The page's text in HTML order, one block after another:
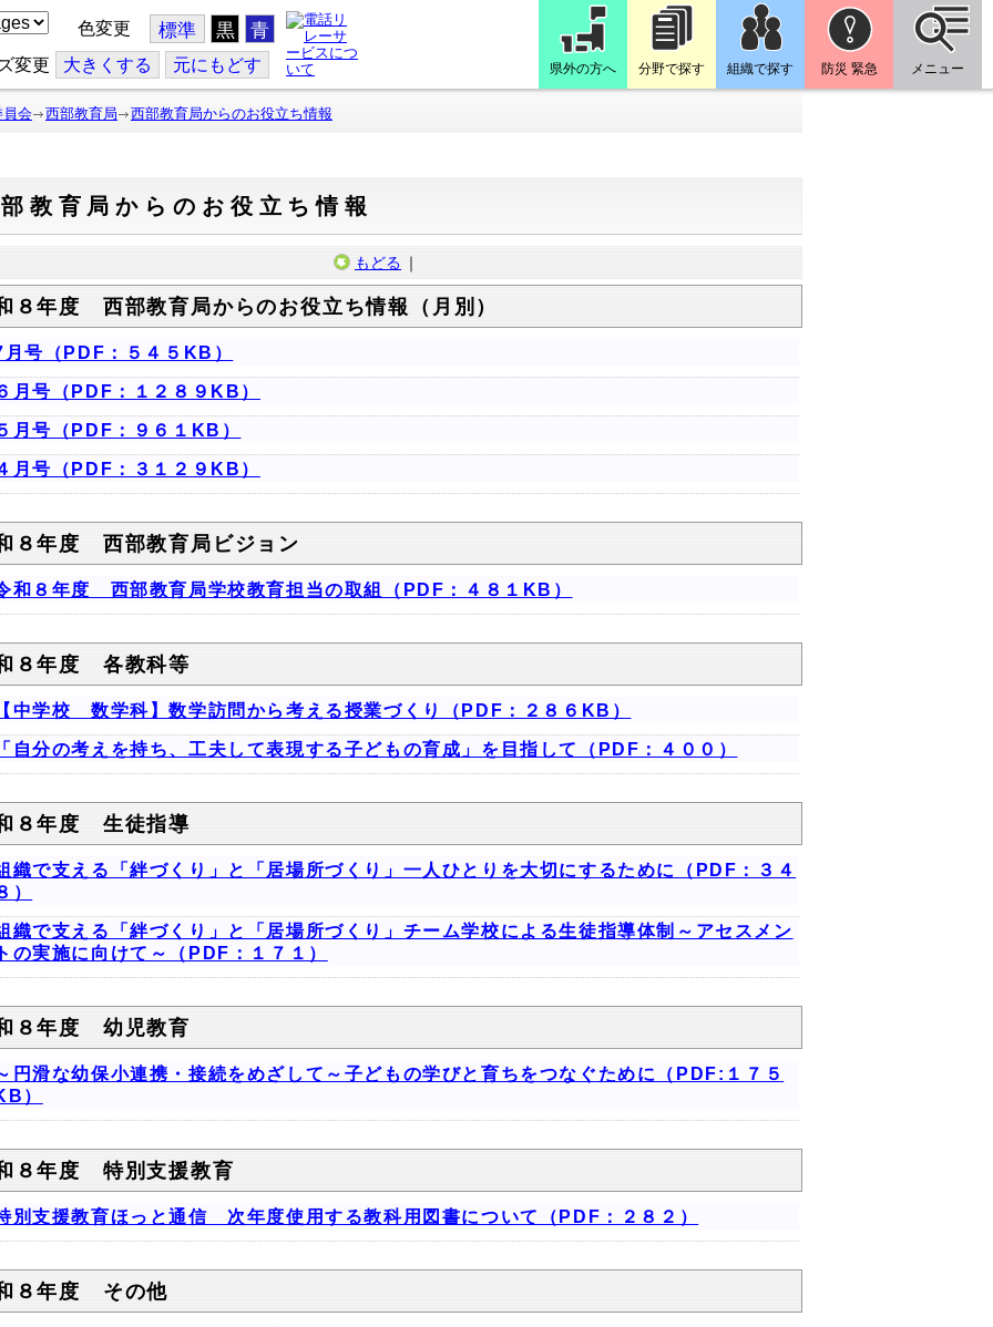
色変更 標準 黒 青
変更 大きくする 元にもどす 県外の方へ 分野で探す 組織で探す 防災 緊急 メニュー
員会 西部教育局 西部教育局からのお役立ち情報
教育局からのお役立ち情報
もどる ｜
８年度 西部教育局からのお役立ち情報（月別）
月号（PDF：５４５KB）
月号（PDF：１２８９KB）
月号（PDF：９６１KB）
月号（PDF：３１２９KB）
８年度 西部教育局ビジョン
和８年度 西部教育局学校教育担当の取組（PDF：４８１KB）
８年度 各教科等
中学校 数学科】数学訪問から考える授業づくり（PDF：２８６KB）
自分の考えを持ち、工夫して表現する子どもの育成」を目指して（PDF：４００）
８年度 生徒指導
織で支える「絆づくり」と「居場所づくり」一人ひとりを大切にするために（PDF：３４
）
織で支える「絆づくり」と「居場所づくり」チーム学校による生徒指導体制～アセスメン
の実施に向けて～（PDF：１７１）
８年度 幼児教育
円滑な幼保小連携・接続をめざして～子どもの学びと育ちをつなぐために（PDF:１７５
）
８年度 特別支援教育
別支援教育ほっと通信 次年度使用する教科用図書について（PDF：２８２）
８年度 その他